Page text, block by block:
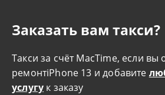
Заказать вам такси?
Такси за счёт MacTime, если вы
ремонтiPhone 13 и добавите
услугу к заказу